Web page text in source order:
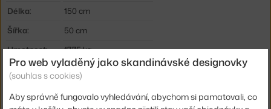
Délka:
150 cm
Šířka:
50 cm
Hmotnost:
17,75 kg
Barva:
černá
Pro web vyladěný jako skandinávské designovky
(souhlas s cookies)
Aby správně fungovalo vyhledávání, abychom si pamatovali, co